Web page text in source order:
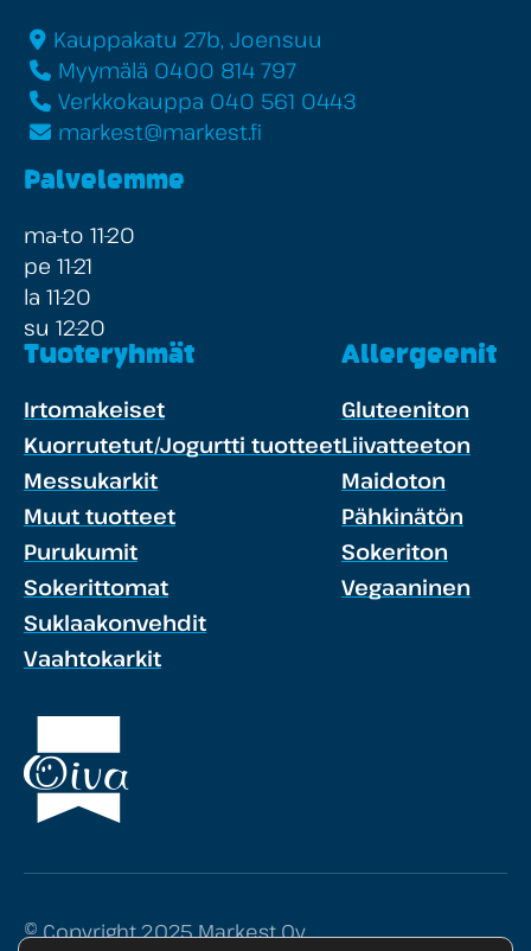
Kauppakatu 27b, Joensuu
Myymälä 0400 814 797
Verkkokauppa 040 561 0443
markest@markest.fi
Palvelemme
ma-to 11-20
pe 11-21
la 11-20
su 12-20
Tuoteryhmät
Irtomakeiset
Kuorrutetut/Jogurtti tuotteet
Messukarkit
Muut tuotteet
Purukumit
Sokerittomat
Suklaakonvehdit
Vaahtokarkit
Allergeenit
Gluteeniton
Liivatteeton
Maidoton
Pähkinätön
Sokeriton
Vegaaninen
© Copyright 2025 Markest Oy